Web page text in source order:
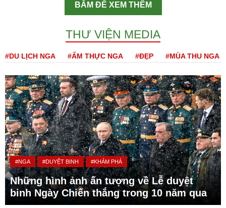
BẤM ĐỂ XEM THÊM
THƯ VIỆN MEDIA
#DU LỊCH NGA #ẨM THỰC NGA #ĐẸP #MÙA THU NGA
#NGA #DUYỆT BINH #KHÁM PHÁ
Những hình ảnh ấn tượng về Lễ duyệt
binh Ngày Chiến thắng trong 10 năm qua